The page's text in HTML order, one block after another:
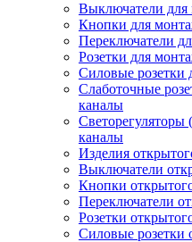
Выключатели для
Кнопки для
Переключатели
Розетки для
Силовые розетки
Слаботочные
каналы
каналы
Изделия
Выключатели
Кнопки
Переключатели
Розетки
Силовые розетки